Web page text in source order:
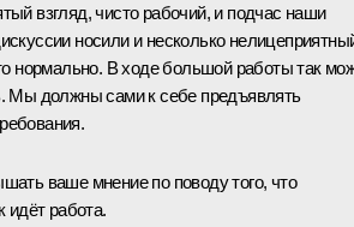
взгляд, чисто рабочий, и подчас наши
носили и несколько
нормально. В ходе большой работы так
Мы должны сами к себе предъявлять
ваше мнение по поводу того, что
идёт работа.